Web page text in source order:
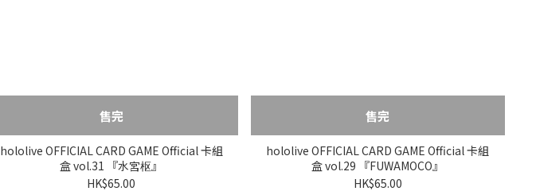
售完
hololive OFFICIAL CARD GAME Official 卡組
盒 vol.31 『水宮枢』
HK$65.00
售完
hololive OFFICIAL CARD GAME Official 卡組
盒 vol.29 『FUWAMOCO』
HK$65.00